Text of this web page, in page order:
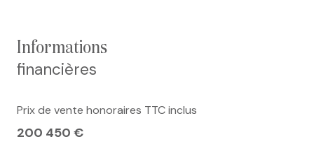
informations
financières
Prix de vente honoraires TTC inclus
200 450 €